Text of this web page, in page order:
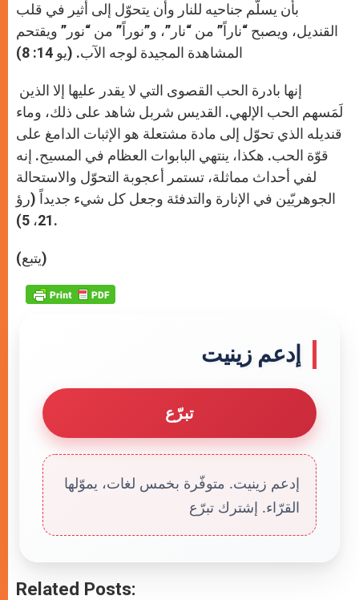
بأن يسلّم جناحيه للنار وأن يتحوّل إلى أثير في قلب
القنديل، ويصبح “ناراً” من “نار”، و”نوراً” من “نور” ويقتحم
المشاهدة المجيدة لوجه الآب. (يو 14: 8)
لَمَسهم الحب الإلهي. القديس شربل شاهد على ذلك، وماء
قنديله الذي تحوّل إلى مادة مشتعلة هو الإثبات الدامغ على
قوّة الحب. هكذا، ينتهي البابوات العظام في المسيح. إنه
لفي أحداث مماثلة، تستمر أعجوبة التحوّل والاستحالة
الجوهريّين في الإنارة والتدفئة وجعل كل شيء جديداً (رؤ
21، 5).
(يتبع)
إدعم زينيت
تبرّع
إدعم زينيت. متوفّرة بخمس لغات، يموّلها
القرّاء. إشترك تبرّع
Related Posts: